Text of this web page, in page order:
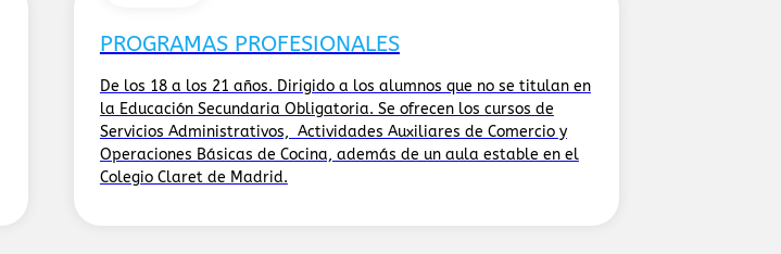
PROGRAMAS PROFESIONALES
De los 18 a los 21 años. Dirigido a los alumnos que no se titulan en
la Educación Secundaria Obligatoria. Se ofrecen los cursos de
Servicios Administrativos, Actividades Auxiliares de Comercio y
Operaciones Básicas de Cocina, además de un aula estable en el
Colegio Claret de Madrid.